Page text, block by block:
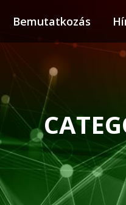
Bemutatkozás
Bemutatkozás